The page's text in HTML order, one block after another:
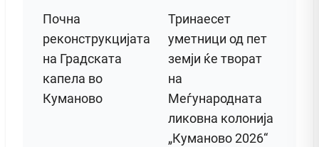
Почна
реконструкцијата
на Градската
капела во
Куманово
Тринаесет
уметници од пет
земји ќе творат
на
Меѓународната
ликовна колонија
„Куманово 2026“